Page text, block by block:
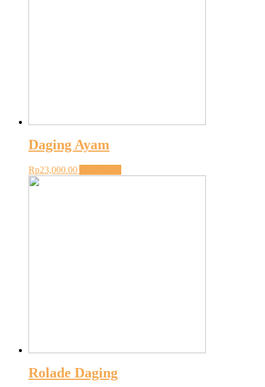
Daging Ayam
Rp23,000.00
Rolade Daging